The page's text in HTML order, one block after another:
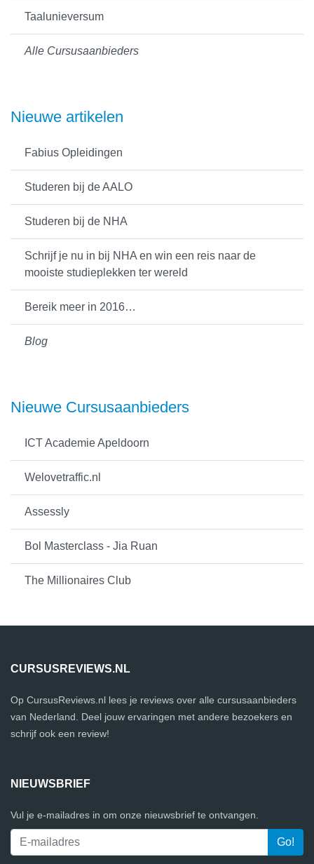
Taalunieversum
Alle Cursusaanbieders
Nieuwe artikelen
Fabius Opleidingen
Studeren bij de AALO
Studeren bij de NHA
Schrijf je nu in bij NHA en win een reis naar de
mooiste studieplekken ter wereld
Bereik meer in 2016…
Blog
Nieuwe Cursusaanbieders
ICT Academie Apeldoorn
Welovetraffic.nl
Assessly
Bol Masterclass - Jia Ruan
The Millionaires Club
CURSUSREVIEWS.NL
Op CursusReviews.nl lees je reviews over alle cursusaanbieders
van Nederland. Deel jouw ervaringen met andere bezoekers en
schrijf ook een review!
NIEUWSBRIEF
Vul je e-mailadres in om onze nieuwsbrief te ontvangen.